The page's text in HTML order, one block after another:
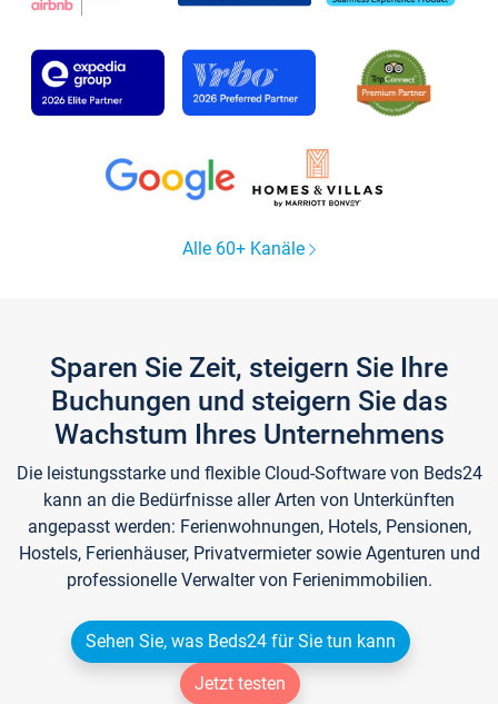
Alle 60+ Kanäle
Sparen Sie Zeit, steigern Sie Ihre
Buchungen und steigern Sie das
Wachstum Ihres Unternehmens
Die leistungsstarke und flexible Cloud-Software von Beds24
kann an die Bedürfnisse aller Arten von Unterkünften
angepasst werden: Ferienwohnungen, Hotels, Pensionen,
Hostels, Ferienhäuser, Privatvermieter sowie Agenturen und
professionelle Verwalter von Ferienimmobilien.
Sehen Sie, was Beds24 für Sie tun kann
Jetzt testen